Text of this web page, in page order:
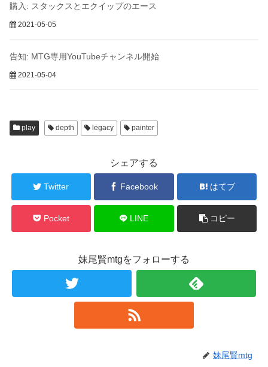
購入: スタックスとエクイップのエース
2021-05-05
告知: MTG専用YouTubeチャンネル開始
2021-05-04
play depth legacy painter
シェアする
Twitter Facebook はてブ
Pocket LINE コピー
妹尾賢mtgをフォローする
妹尾賢mtg